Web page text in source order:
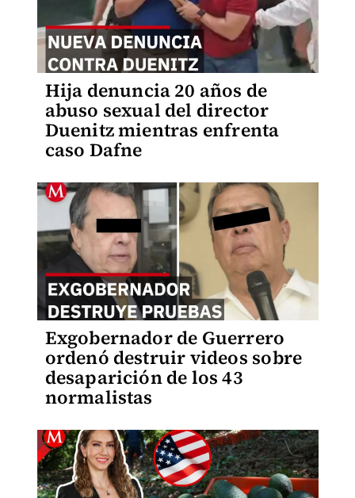
Hija denuncia 20 años de
abuso sexual del director
Duenitz mientras enfrenta
caso Dafne
Exgobernador de Guerrero
ordenó destruir videos sobre
desaparición de los 43
normalistas